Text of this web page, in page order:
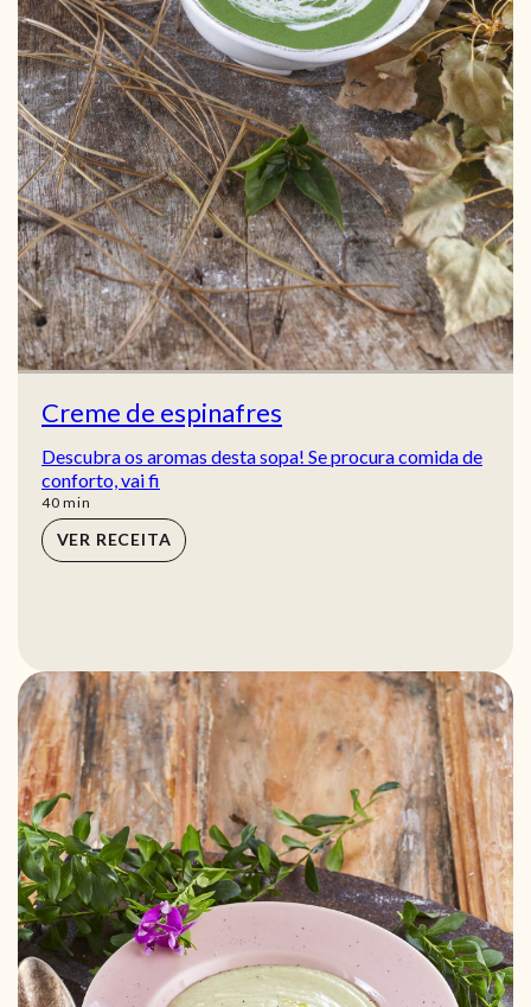
Creme de espinafres
Descubra os aromas desta sopa! Se procura comida de
conforto, vai fi
40min
min
VER RECEITA